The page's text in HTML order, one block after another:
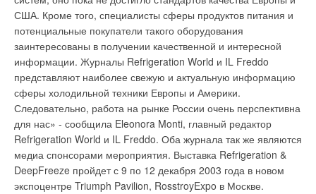
США. Кроме того, специалисты сферы продуктов питания и
потенциальные покупатели такого оборудования
заинтересованы в получении качественной и интересной
информации. Журналы Refrigeration World и IL Freddo
представляют наиболее свежую и актуальную информацию
сферы холодильной техники Европы и Америки.
Следовательно, работа на рынке России очень перспективна
для нас» - сообщила Eleonora Monti, главный редактор
Refrigeration World и IL Freddo. Оба журнала так же являются
медиа спонсорами мероприятия. Выставка Refrigeration &
DeepFreeze пройдет с 9 по 12 декабря 2003 года в новом
экспоцентре Triumph Pavilion, RosstroyExpo в Москве.
Добавить комментарий
Ваше имя *
Ваш E-mail *
Текст комментария
приборов нового поколения. Без разрешений нельзя
переносить и разбирать перегородки, переносить двери,
делить большие квартиры на маленькие и объединять
несколько квартир в одну. Надо получить разрешение и на
устройство дополнительных кухонь и санузлов, и на
расширение жилого пространства за счет коридоров и
темных комнат. Объединять комнаты тоже нельзя.
Нарушивших правила заставят переделать все снова, вернув
квартире первоначальный облик.Источник: по материалам
"Известия"; "Lenta.Ru"; "Газета"